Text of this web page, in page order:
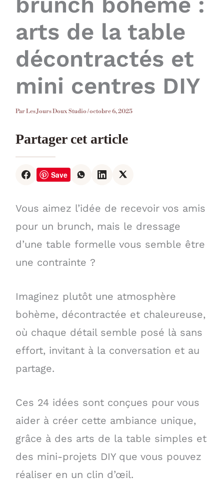
arts de la table
décontractés et
mini centres DIY
ParLes Jours Doux Studio/octobre 6, 2025
Partager cet article
Save
Vous aimez l’idée de recevoir vos amis
pour un brunch, mais le dressage
d’une table formelle vous semble être
une contrainte ?
Imaginez plutôt une atmosphère
bohème, décontractée et chaleureuse,
où chaque détail semble posé là sans
effort, invitant à la conversation et au
partage.
Ces 24 idées sont conçues pour vous
aider à créer cette ambiance unique,
grâce à des arts de la table simples et
des mini-projets DIY que vous pouvez
réaliser en un clin d’œil.